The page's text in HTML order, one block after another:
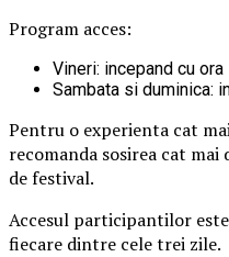
Program acces:
Vineri: incepand cu ora
Sambata si duminica:
Pentru o experienta cat
recomanda sosirea cat
de festival.
Accesul participantilor
fiecare dintre cele trei zile.